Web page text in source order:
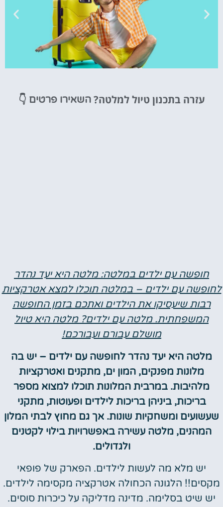
מציאת
עזרה בתכנון טיול למלטה? השאירו פרטים 👇
חופשה עם ילדים במלטה: מלטה היא יעד נהדר
לחופשה עם ילדים – במלטה תוכלו למצא אטרקציות
רבות שיעסיקו את הילדים ואתכם בזמן החופשה
המשפחתית. מלטה עם ילדים? מלטה היא טיול
מושלם עבורם ועבורכם!
מלטה היא יעד נהדר לחופשה עם ילדים – יש בה
מלונות מפנקים, המון ים, מתקנים ואטרקציות
מלהיבות. במרבית המלונות תוכלו למצוא מספר
בריכות, ביניהן בריכות לילדים ופעוטות, מתקני
שעשועים ומשחקיות שונות. אך גם מחוץ לבתי המלון
המהנים, מלטה עשירה באפשרויות בילוי לקטנים
ולגדולים.
יש מלא מה לעשות לילדים. הפארק של פופאי
מקסים!! הלגונה הכחולה אטרקציה מקסימה לילדים.
יש שיט בסלימה. מדינה מדליקה על כיכרות סוסים.